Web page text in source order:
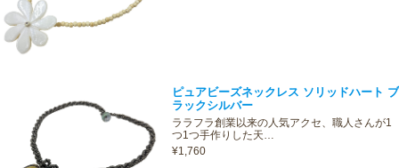
ピュアビーズネックレス ソリッドハート ブ
ラックシルバー
ララフラ創業以来の人気アクセ、職人さんが1
つ1つ手作りした天…
¥1,760